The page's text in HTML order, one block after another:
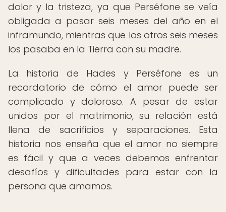
dolor y la tristeza, ya que Perséfone se veía
obligada a pasar seis meses del año en el
inframundo, mientras que los otros seis meses
los pasaba en la Tierra con su madre.
La historia de Hades y Perséfone es un
recordatorio de cómo el amor puede ser
complicado y doloroso. A pesar de estar
unidos por el matrimonio, su relación está
llena de sacrificios y separaciones. Esta
historia nos enseña que el amor no siempre
es fácil y que a veces debemos enfrentar
desafíos y dificultades para estar con la
persona que amamos.